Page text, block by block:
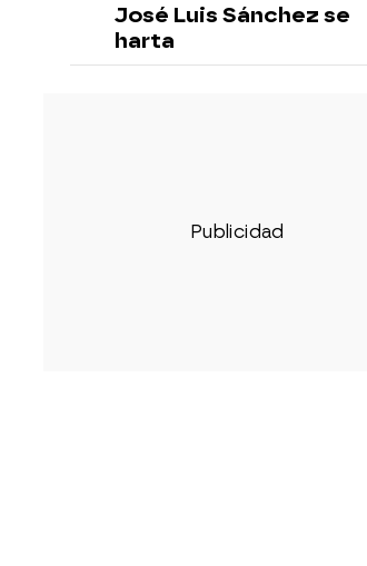
José Luis Sánchez se
harta